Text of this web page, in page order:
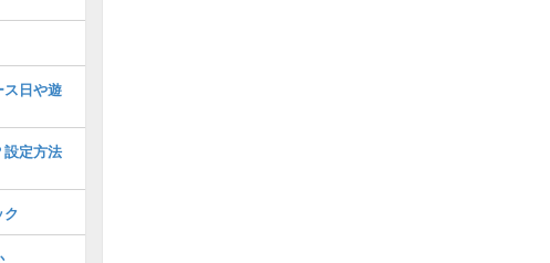
日や遊
定方法